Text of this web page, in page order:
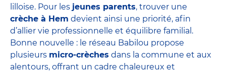
lilloise. Pour les jeunes parents, trouver une
crèche à Hem devient ainsi une priorité, afin
d’allier vie professionnelle et équilibre familial.
Bonne nouvelle : le réseau Babilou propose
plusieurs micro-crèches dans la commune et aux
alentours, offrant un cadre chaleureux et